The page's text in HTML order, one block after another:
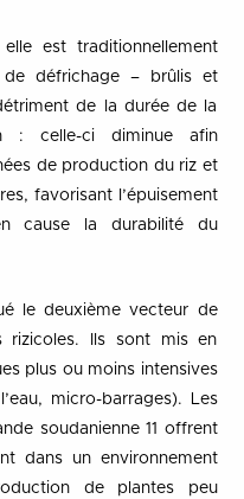
est traditionnellement
de défrichage – brûlis et
de la durée de la
: celle-ci diminue afin
de production du riz et
favorisant l’épuisement
cause la durabilité du
le deuxième vecteur de
rizicoles. Ils sont mis en
plus ou moins intensives
micro-barrages). Les
soudanienne 11 offrent
dans un environnement
de plantes peu